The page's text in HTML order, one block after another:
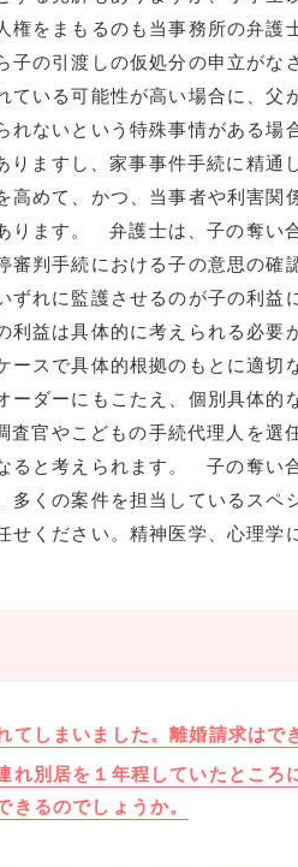
権をまもるのも当事務所の弁
の引渡しの仮処分の申立がな
いる可能性が高い場合に、父
ないという特殊事情がある場
ますし、家事事件手続に精通
めて、かつ、当事者や利害関
ります。 弁護士は、子の奪い
審判手続における子の意思の
れに監護させるのが子の利益
益は具体的に考えられる必要
ースで具体的根拠のもとに適切
ダーにもこたえ、個別具体的
官やこどもの手続代理人を選
ると考えられます。 子の奪い
多くの案件を担当しているスペ
せください。精神医学、心理学
しまいました。離婚請求はで
れ別居を１年程していたところ
るのでしょうか。